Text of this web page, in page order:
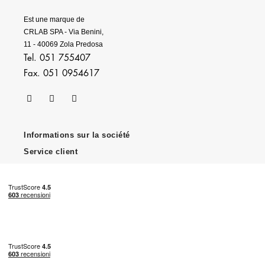
Est une marque de
CRLAB SPA - Via Benini,
11 - 40069 Zola Predosa
Tel. 051 755407
Fax. 051 0954617
Informations sur la société
Service client